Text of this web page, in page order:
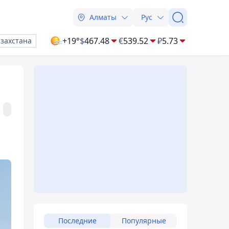
Алматы Рус
+19°$467.48 €539.52 ₽5.73
Последние Популярные